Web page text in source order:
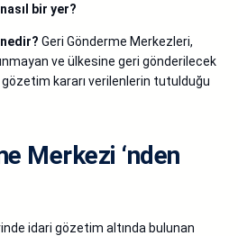
bir yer?
Geri Gönderme Merkezleri,
ve ülkesine geri gönderilecek
kararı verilenlerin tutulduğu
Merkezi ‘nden
idari gözetim altında bulunan